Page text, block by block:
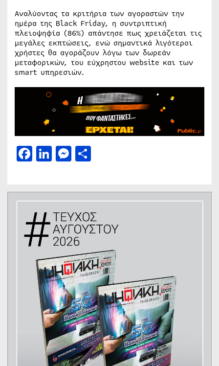
Αναλύοντας τα κριτήρια των αγοραστών την
ημέρα της Black Friday, η συντριπτική
πλειοψηφία (86%) απάντησε πως χρειάζεται τις
μεγάλες εκπτώσεις, ενώ σημαντικά λιγότεροι
χρήστες θα αγοράζουν λόγω των δωρεάν
μεταφορικών, του εύχρηστου website και των
smart υπηρεσιών.
Facebook
LinkedIn
Messenger